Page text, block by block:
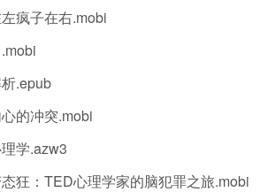
疯子在右.mobi
.epub
的冲突.mobi
学.azw3
狂：TED心理学家的脑犯罪之旅.mobi